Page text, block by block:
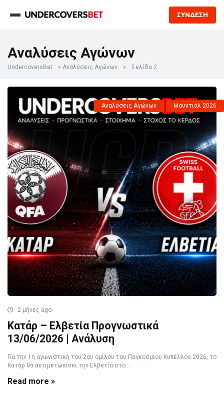
ΣΥΝΔΕΣΗ
Αναλύσεις Αγώνων
UndercoversBet » Αναλύσεις Αγώνων » Σελίδα 2
Αναλύσεις Αγώνων Μουντιάλ 2026
2 μήνες ago
Κατάρ – Ελβετία Προγνωστικά
13/06/2026 | Ανάλυση
Για την 1η αγωνιστική του 2ου ομίλου του Παγκοσμίου Κυπέλλου 2026, το
Κατάρ θα αντιμετωπίσει την Ελβετία στο ...
Read more »